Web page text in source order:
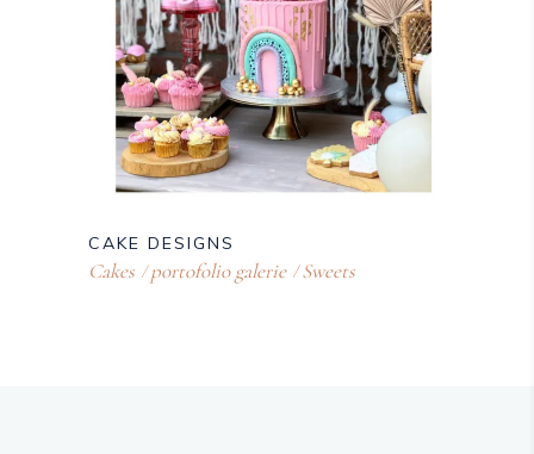
CAKE DESIGNS
Cakes portofolio galerie Sweets